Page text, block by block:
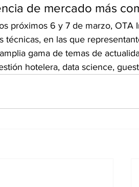
de mercado más
próximos 6 y 7 de marzo, OTA
técnicas, en las que
gama de temas de
hotelera, data science,